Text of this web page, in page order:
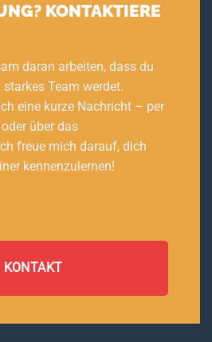
KONTAKTIERE
daran arbeiten, dass du
Team werdet.
eine kurze Nachricht – per
über das
freue mich darauf, dich
kennenzulernen!
KONTAKT